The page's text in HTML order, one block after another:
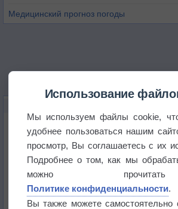
Медицинский прогноз погоды
Космическая погода и
Приложение построит
Атмосфера начала замерзать
Использование
Мы используем файлы cookie,
удобнее пользоваться нашим
просмотр, Вы соглашаетесь с их
Подробнее о том, как мы
можно
Политике конфиденциальности.
Вы также можете самостоятельно